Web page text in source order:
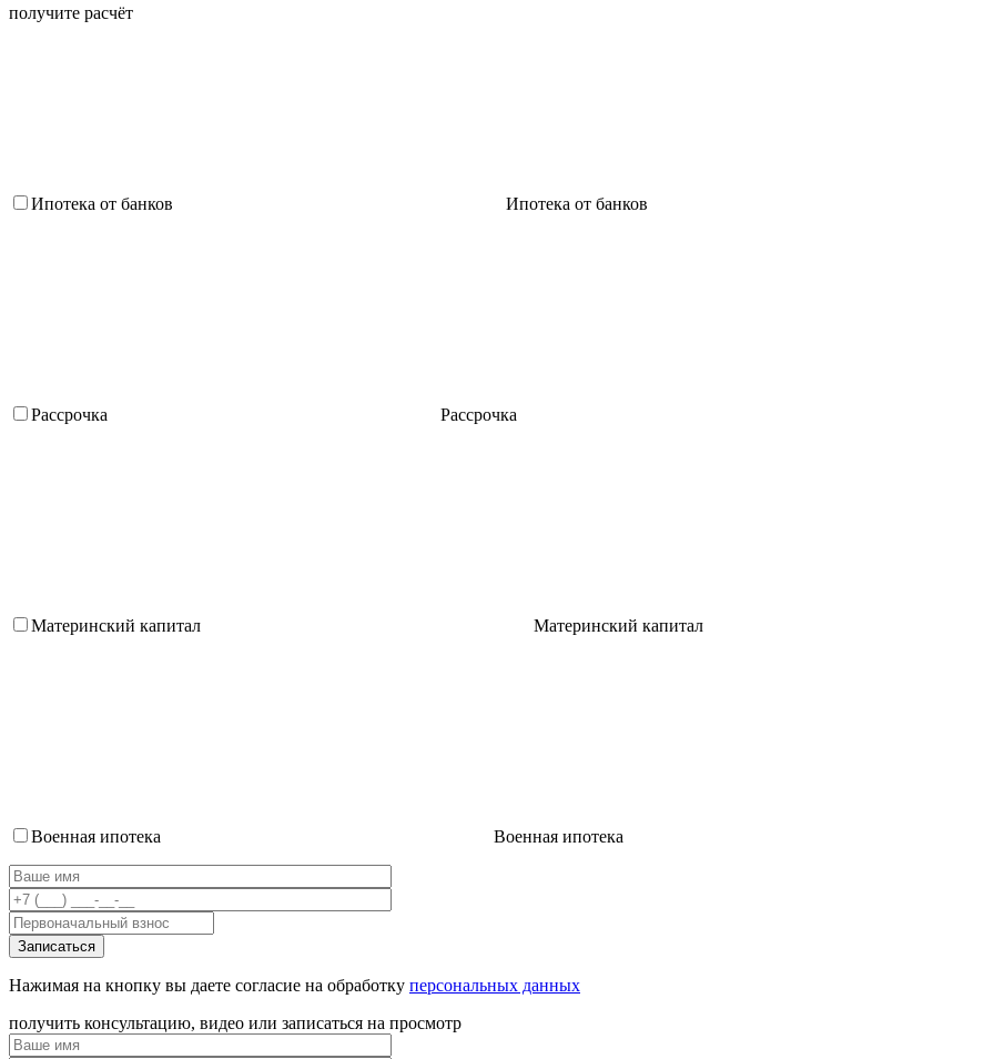
получите расчёт
Ипотека от банков Ипотека от банков
Рассрочка Рассрочка
Материнский капитал Материнский капитал
Военная ипотека Военная ипотека
Нажимая на кнопку вы даете согласие на обработку персональных данных
получить консультацию, видео или записаться на просмотр